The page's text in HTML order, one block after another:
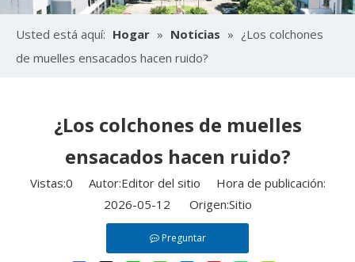
Usted está aquí: Hogar » Noticias » ¿Los colchones
de muelles ensacados hacen ruido?
¿Los colchones de muelles
ensacados hacen ruido?
Vistas:0 Autor:Editor del sitio Hora de publicación:
2026-05-12 Origen:Sitio
Preguntar